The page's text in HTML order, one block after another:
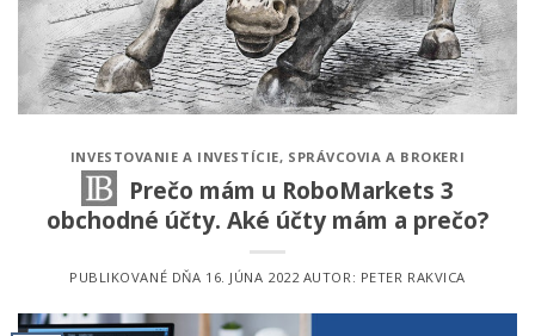
INVESTOVANIE A INVESTÍCIE, SPRÁVCOVIA A BROKERI
Prečo mám u RoboMarkets 3
obchodné účty. Aké účty mám a prečo?
PUBLIKOVANÉ DŇA 16. JÚNA 2022 AUTOR: PETER RAKVICA